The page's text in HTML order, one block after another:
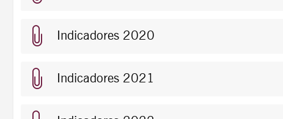
Indicadores 2020
Indicadores 2021